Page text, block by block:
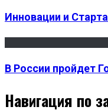
Инновации и
В России пройдет
Навигация по